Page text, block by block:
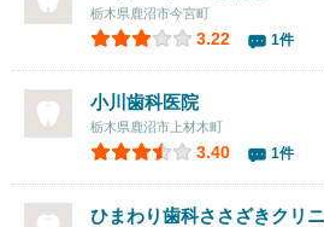
栃木県鹿沼市今宮町
3.22 1件
小川歯科医院
栃木県鹿沼市上材木町
3.40 1件
ひまわり歯科ささざきクリ